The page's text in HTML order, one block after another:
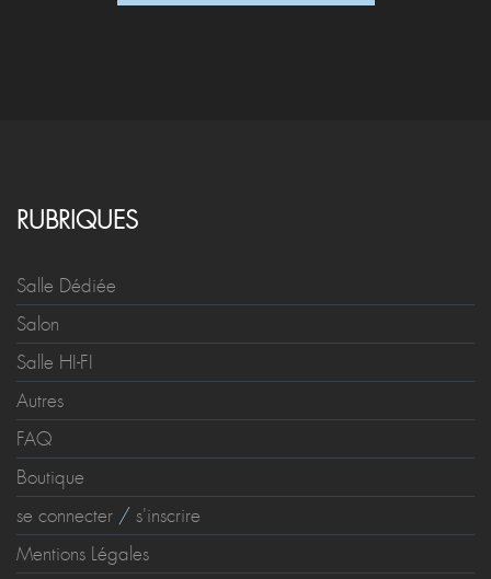
RUBRIQUES
Salle Dédiée
Salon
Salle HI-FI
Autres
FAQ
Boutique
se connecter / s'inscrire
Mentions Légales